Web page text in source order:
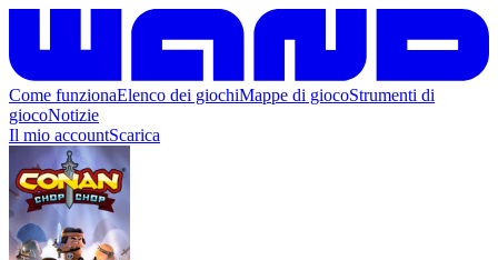
Come funzionaElenco dei giochiMappe di giocoStrumenti di
giocoNotizie
Il mio accountScarica